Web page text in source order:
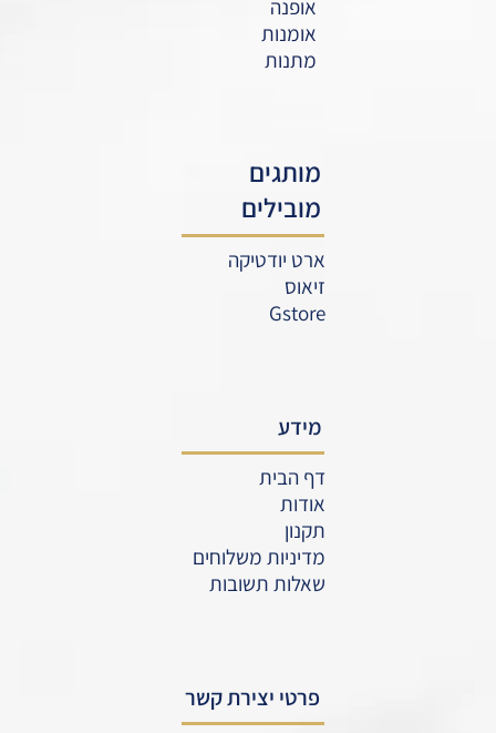
אופנה
אומנות
מתנות
מותגים
מובילים
ארט יודטיקה
זיאוס
Gstore
מידע
דף הבית
אודות
תקנון
מדיניות משלוחים
שאלות תשובות
פרטי יצירת קשר